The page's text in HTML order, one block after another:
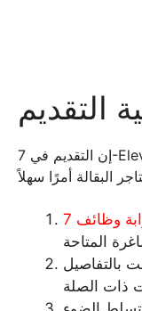
التقديم
إن التقديم في 7-Eleven بسيط، مما يجعل البدء في رحلة
بالتفاصيل